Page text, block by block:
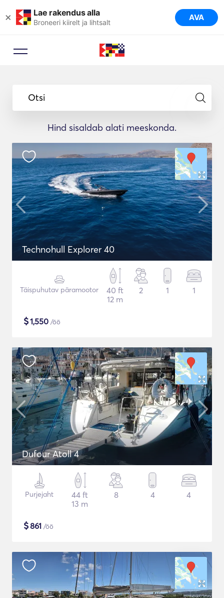
× Lae rakendus alla
Broneeri kiirelt ja lihtsalt AVA
Otsi
Hind sisaldab alati meeskonda.
Technohull Explorer 40
Täispuhutav päramootor
40 ft
12 m
2 1 1
$1,550 /öö
Dufour Atoll 4
Purjejaht
44 ft
13 m
8 4 4
$861 /öö